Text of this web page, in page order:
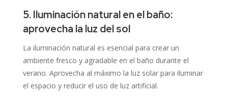
5. Iluminación natural en el baño:
aprovecha la luz del sol
La iluminación natural es esencial para crear un
ambiente fresco y agradable en el baño durante el
verano. Aprovecha al máximo la luz solar para iluminar
el espacio y reducir el uso de luz artificial.